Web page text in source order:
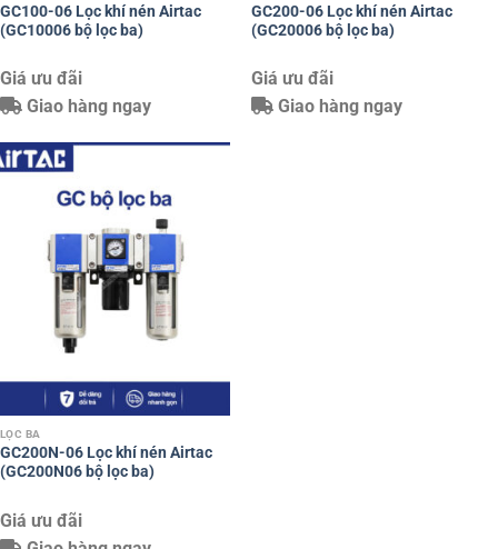
GC100-06 Lọc khí nén Airtac
(GC10006 bộ lọc ba)
Giá ưu đãi
Giao hàng ngay
GC200-06 Lọc khí nén Airtac
(GC20006 bộ lọc ba)
Giá ưu đãi
Giao hàng ngay
LỌC BA
GC200N-06 Lọc khí nén Airtac
(GC200N06 bộ lọc ba)
Giá ưu đãi